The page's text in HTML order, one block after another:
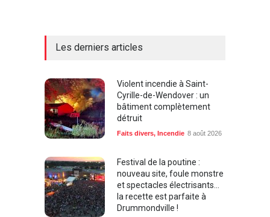
Les derniers articles
Violent incendie à Saint-
Cyrille-de-Wendover : un
bâtiment complètement
détruit
Faits divers, Incendie 8 août 2026
Festival de la poutine :
nouveau site, foule monstre
et spectacles électrisants…
la recette est parfaite à
Drummondville !